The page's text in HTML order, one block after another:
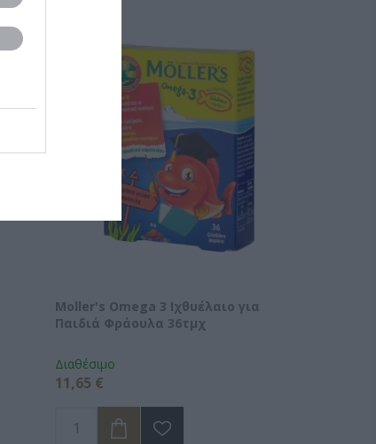
Moller's Omega 3 Ιχθυέλαιο για
Παιδιά Φράουλα 36τμχ
Διαθέσιμο
11,65 €